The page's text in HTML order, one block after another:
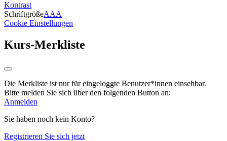
Kontrast
SchriftgrößeAAA
Cookie Einstellungen
Kurs-Merkliste
Die Merkliste ist nur für eingeloggte Benutzer*innen einsehbar.
Bitte melden Sie sich über den folgenden Button an:
Anmelden
Sie haben noch kein Konto?
Registrieren Sie sich jetzt